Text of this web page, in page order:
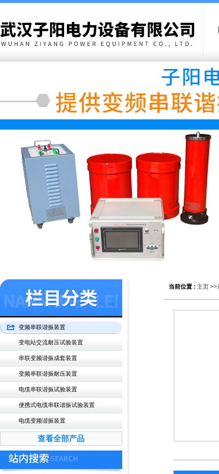
当前位置 : 主页 >>
变频串联谐振装置
变电站交流耐压试验装置
串联变频谐振成套装置
变频串联谐振耐压装置
电缆串联谐振试验装置
便携式电缆串联谐振试验装置
电缆变频谐振装置
查看全部产品